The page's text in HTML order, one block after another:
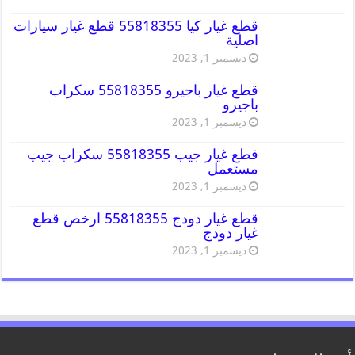
قطع غيار كيا 55818355 قطع غيار سيارات
اصلية
ديسمبر 1, 2023
قطع غيار باجيرو 55818355 سكراب
باجيرو
ديسمبر 1, 2023
قطع غيار جيب 55818355 سكراب جيب
مستعمل
ديسمبر 1, 2023
قطع غيار دودج 55818355 ارخص قطع
غيار دودج
ديسمبر 1, 2023